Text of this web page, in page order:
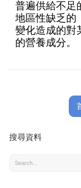
普遍供給不足
地區性缺乏的
變化造成的對
的營養成分。
搜尋資料